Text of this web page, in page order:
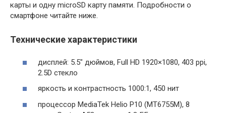
карты и одну microSD карту памяти. Подробности о
смартфоне читайте ниже.
Технические характеристики
дисплей: 5.5″ дюймов, Full HD 1920×1080, 403 ppi,
2.5D стекло
яркость и контрастность 1000:1, 450 нит
процессор MediaTek Helio P10 (MT6755M), 8